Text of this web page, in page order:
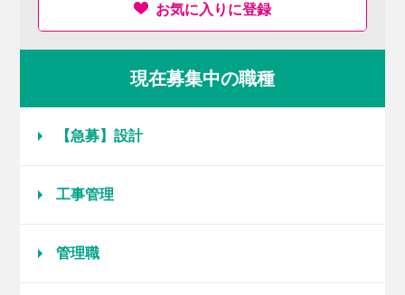
お気に入りに登録
現在募集中の職種
【急募】設計
工事管理
管理職